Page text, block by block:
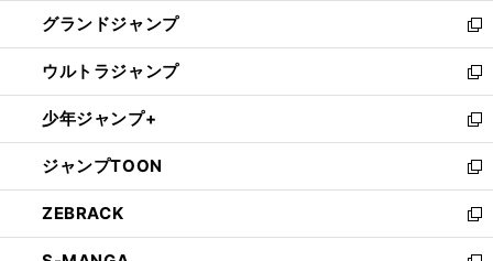
で
開
く
ド
ウ
で
開
く
ィ
ン
ド
ウ
で
開
く
し
い
ウ
ィ
ン
ド
ウ
で
開
く
グランドジャンプ
新
し
い
ウ
ィ
ン
ド
ウ
で
開
ウルトラジャンプ
新
し
い
ウ
ィ
ン
ド
ウ
少年ジャンプ+
新
し
い
ウ
ィ
ン
ジャンプTOON
新
し
い
ウ
ZEBRACK
新
し